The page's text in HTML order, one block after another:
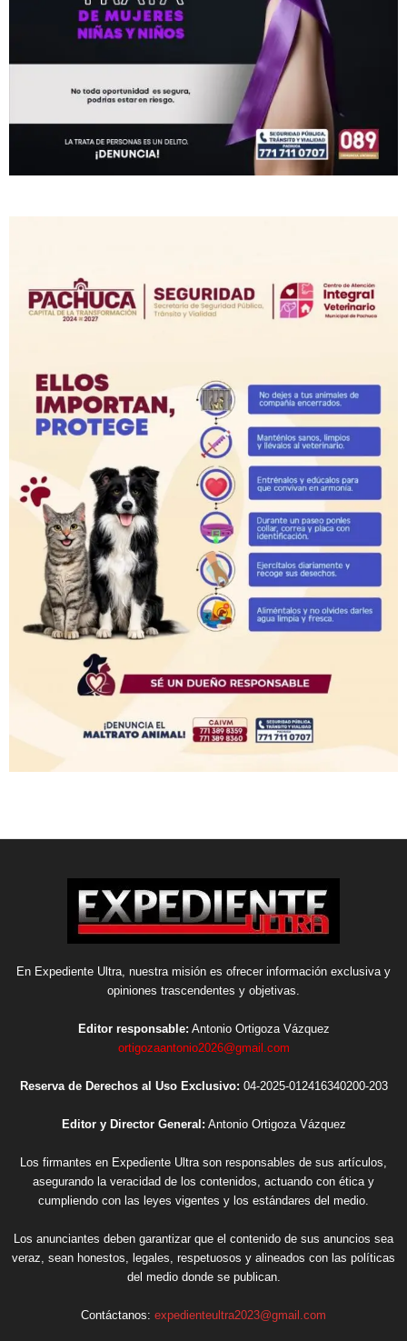
En Expediente Ultra, nuestra misión es ofrecer información exclusiva y
opiniones trascendentes y objetivas.
Editor responsable: Antonio Ortigoza Vázquez
ortigozaantonio2026@gmail.com
Reserva de Derechos al Uso Exclusivo: 04-2025-012416340200-203
Editor y Director General: Antonio Ortigoza Vázquez
Los firmantes en Expediente Ultra son responsables de sus artículos,
asegurando la veracidad de los contenidos, actuando con ética y
cumpliendo con las leyes vigentes y los estándares del medio.
Los anunciantes deben garantizar que el contenido de sus anuncios sea
veraz, sean honestos, legales, respetuosos y alineados con las políticas
del medio donde se publican.
Contáctanos: expedienteultra2023@gmail.com